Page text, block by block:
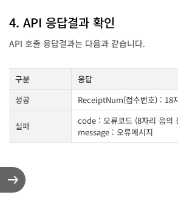
4. API 응답결과 확인
API 호출 응답결과는 다음과 같습니다.
구분
응답
성공
ReceiptNum(접수번호) : 18
실패 code : 오류코드 (8자리 음의
message : 오류메시지